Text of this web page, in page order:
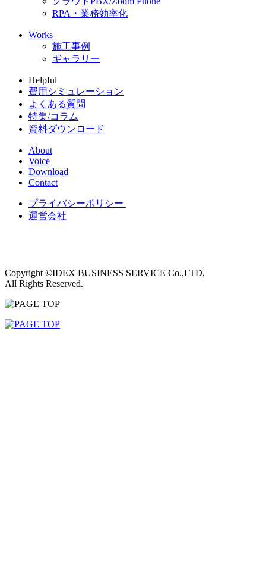
RPA・業務効率化
Works
施工事例
ギャラリー
Helpful
費用シミュレーション
よくある質問
特集/コラム
資料ダウンロード
About
Voice
Download
Contact
プライバシーポリシー
運営会社
Copyright ©IDEX BUSINESS SERVICE Co.,LTD,
All Rights Reserved.